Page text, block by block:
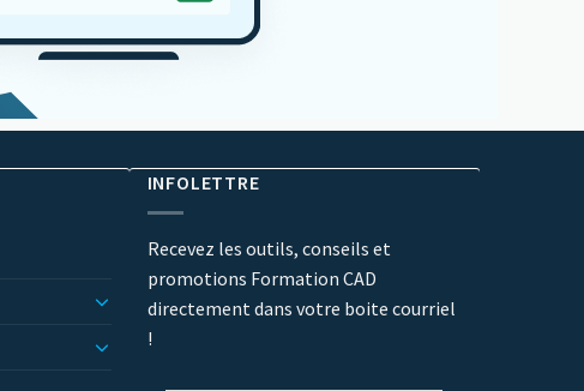
INFOLETTRE
Recevez les outils, conseils et
promotions Formation CAD
directement dans votre boite courriel
!